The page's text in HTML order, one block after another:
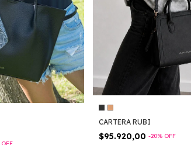
CARTERA RUBI
$95.920,00 -20% OFF